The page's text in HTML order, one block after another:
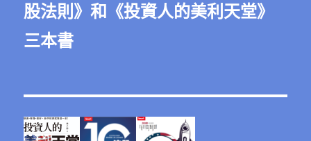
股法則 》和《投資人的美利天堂》
三本書